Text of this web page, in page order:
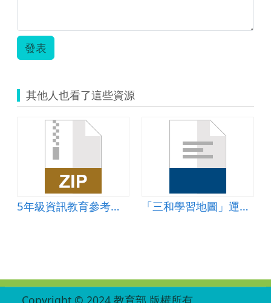
發表
其他人也看了這些資源
5年級資訊教育參考教材＿第七課網路規範小達人 「三和學習地圖」運用ＱＲcｏdｅ結合在地環境學習營造學生主動學習之教學設計